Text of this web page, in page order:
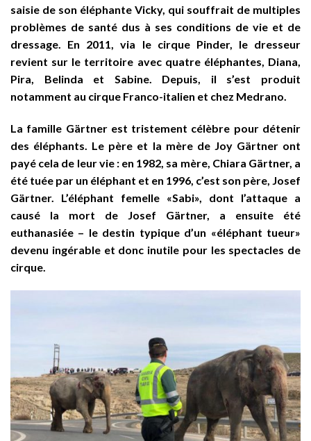
saisie de son éléphante Vicky, qui souffrait de multiples
problèmes de santé dus à ses conditions de vie et de
dressage. En 2011, via le cirque Pinder, le dresseur
revient sur le territoire avec quatre éléphantes, Diana,
Pira, Belinda et Sabine. Depuis, il s’est produit
notamment au cirque Franco-italien et chez Medrano.
La famille Gärtner est tristement célèbre pour détenir
des éléphants. Le père et la mère de Joy Gärtner ont
payé cela de leur vie : en 1982, sa mère, Chiara Gärtner, a
été tuée par un éléphant et en 1996, c’est son père, Josef
Gärtner. L’éléphant femelle «Sabi», dont l’attaque a
causé la mort de Josef Gärtner, a ensuite été
euthanasiée – le destin typique d’un «éléphant tueur»
devenu ingérable et donc inutile pour les spectacles de
cirque.